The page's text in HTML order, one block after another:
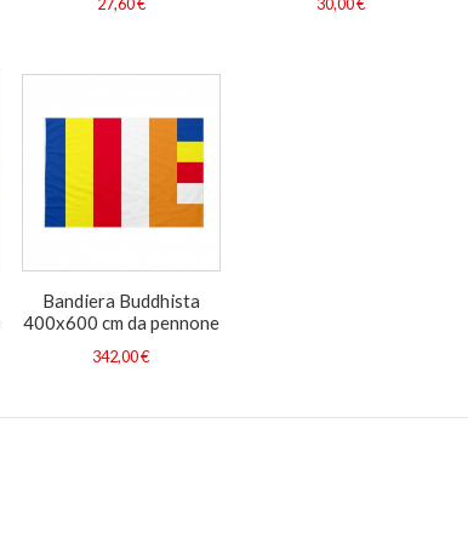
Bandiera Buddhista
400x600 cm da pennone
342,00 €